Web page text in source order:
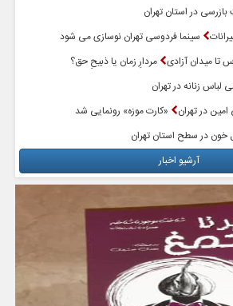
در استان تهران
سینما فردوسی تهران نوسازی می شود
تا میدان آزادی مردارِ زمان یا ذبیحِ حق؟
زنانه در تهران
در تهران
«کارت موزه» رونمایی شد
آرشیو اخبار